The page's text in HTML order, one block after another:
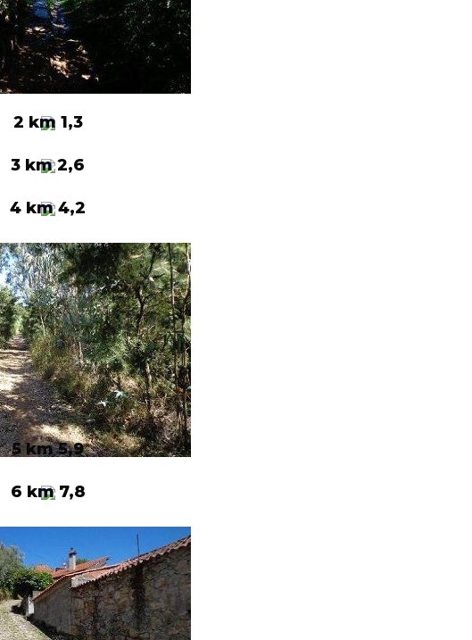
1 km 0,6
2 km 1,3
3 km 2,6
4 km 4,2
5 km 5,9
6 km 7,8